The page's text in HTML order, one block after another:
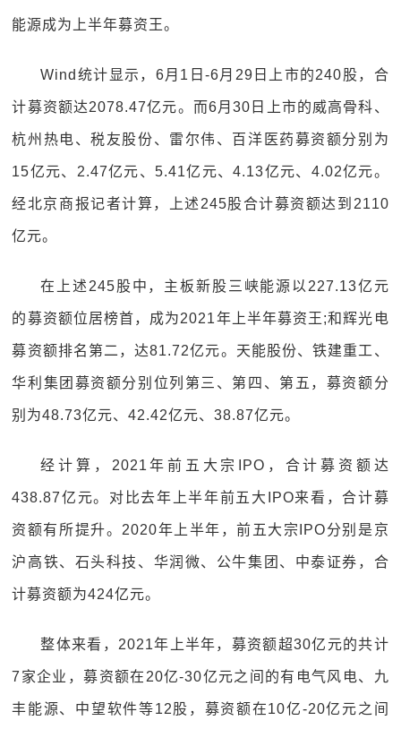
能源成为上半年募资王。
Wind统计显示，6月1日-6月29日上市的240股，合
计募资额达2078.47亿元。而6月30日上市的威高骨科、
杭州热电、税友股份、雷尔伟、百洋医药募资额分别为
15亿元、2.47亿元、5.41亿元、4.13亿元、4.02亿元。
经北京商报记者计算，上述245股合计募资额达到2110
亿元。
在上述245股中，主板新股三峡能源以227.13亿元
的募资额位居榜首，成为2021年上半年募资王;和辉光电
募资额排名第二，达81.72亿元。天能股份、铁建重工、
华利集团募资额分别位列第三、第四、第五，募资额分
别为48.73亿元、42.42亿元、38.87亿元。
经计算，2021年前五大宗IPO，合计募资额达
438.87亿元。对比去年上半年前五大IPO来看，合计募
资额有所提升。2020年上半年，前五大宗IPO分别是京
沪高铁、石头科技、华润微、公牛集团、中泰证券，合
计募资额为424亿元。
整体来看，2021年上半年，募资额超30亿元的共计
7家企业，募资额在20亿-30亿元之间的有电气风电、九
丰能源、中望软件等12股，募资额在10亿-20亿元之间